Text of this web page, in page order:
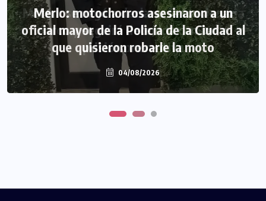
Merlo: motochorros asesinaron a un
oficial mayor de la Policía de la Ciudad al
que quisieron robarle la moto
04/08/2026
Morón: se negó a declarar la funcionaria
narco y seguirá detenida camino a
prisión preventiva
04/08/2026